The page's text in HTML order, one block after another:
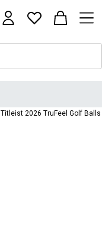
Titleist 2026 TruFeel Golf